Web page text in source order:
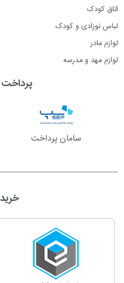
اتاق کودک
لباس نوزادی و کودک
لوازم مادر
لوازم مهد و مدرسه
پرداخت
سامان پرداخت